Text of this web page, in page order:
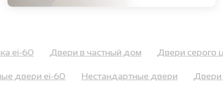
ei-60 Двери в частный дом Двери
двери ei-60 Нестандартные двери Двери